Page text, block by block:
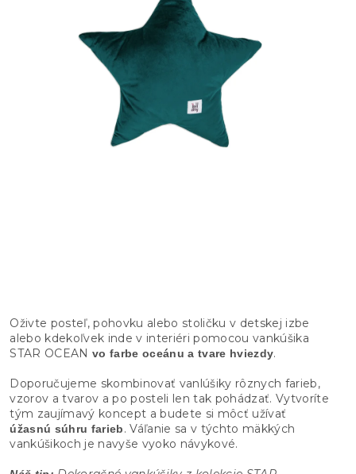
Oživte posteľ, pohovku alebo stoličku v detskej izbe
alebo kdekoľvek inde v interiéri pomocou vankúšika
STAR OCEAN vo farbe oceánu a tvare hviezdy.
Doporučujeme skombinovať vanlúšiky rôznych farieb,
vzorov a tvarov a po posteli len tak pohádzať. Vytvoríte
tým zaujímavý koncept a budete si môcť užívať
úžasnú súhru farieb. Váľanie sa v týchto mäkkých
vankúšikoch je navyše vyoko návykové.